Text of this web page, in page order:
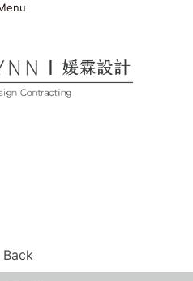
Back